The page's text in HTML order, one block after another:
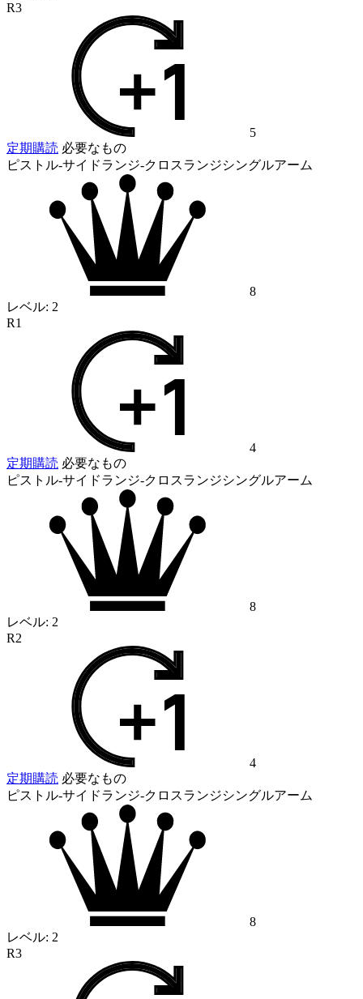
R3
5
定期購読 必要なもの
ピストル-サイドランジ-クロスランジシングルアーム
8
レベル: 2
R1
4
定期購読 必要なもの
ピストル-サイドランジ-クロスランジシングルアーム
8
レベル: 2
R2
4
定期購読 必要なもの
ピストル-サイドランジ-クロスランジシングルアーム
8
レベル: 2
R3